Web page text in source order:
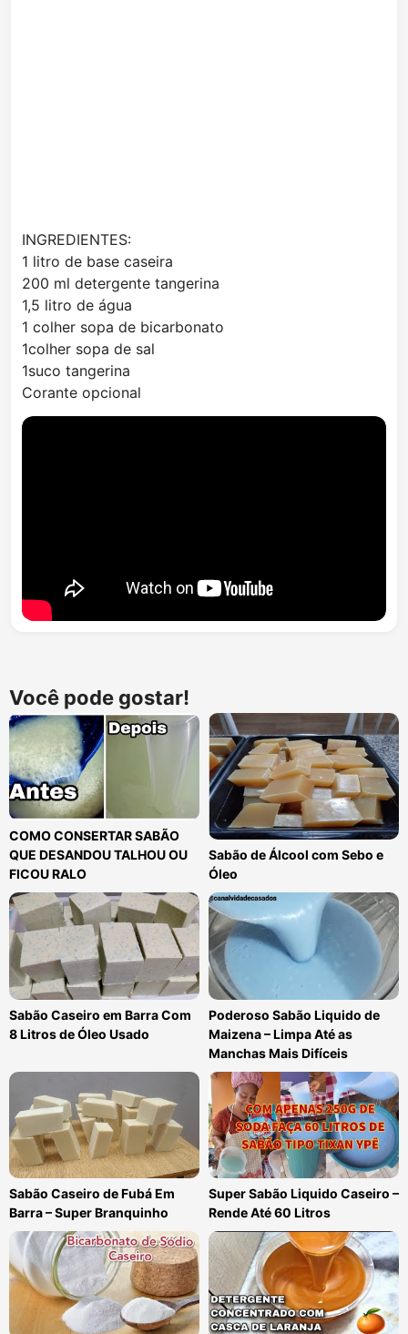
INGREDIENTES:
1 litro de base caseira
200 ml detergente tangerina
1,5 litro de água
1 colher sopa de bicarbonato
1colher sopa de sal
1suco tangerina
Corante opcional
Você pode gostar!
COMO CONSERTAR SABÃO
QUE DESANDOU TALHOU OU
FICOU RALO
Sabão de Álcool com Sebo e
Óleo
Sabão Caseiro em Barra Com
8 Litros de Óleo Usado
Poderoso Sabão Liquido de
Maizena – Limpa Até as
Manchas Mais Difíceis
Sabão Caseiro de Fubá Em
Barra – Super Branquinho
Super Sabão Liquido Caseiro –
Rende Até 60 Litros